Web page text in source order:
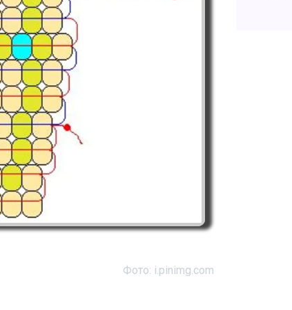
Фото: i.pinimg.com